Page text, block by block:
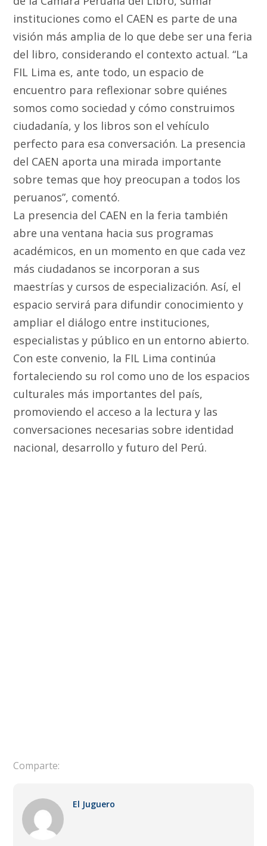
instituciones como el CAEN es parte de una
visión más amplia de lo que debe ser una feria
del libro, considerando el contexto actual. “La
FIL Lima es, ante todo, un espacio de
encuentro para reflexionar sobre quiénes
somos como sociedad y cómo construimos
ciudadanía, y los libros son el vehículo
perfecto para esa conversación. La presencia
del CAEN aporta una mirada importante
sobre temas que hoy preocupan a todos los
peruanos”, comentó.
La presencia del CAEN en la feria también
abre una ventana hacia sus programas
académicos, en un momento en que cada vez
más ciudadanos se incorporan a sus
maestrías y cursos de especialización. Así, el
espacio servirá para difundir conocimiento y
ampliar el diálogo entre instituciones,
especialistas y público en un entorno abierto.
Con este convenio, la FIL Lima continúa
fortaleciendo su rol como uno de los espacios
culturales más importantes del país,
promoviendo el acceso a la lectura y las
conversaciones necesarias sobre identidad
nacional, desarrollo y futuro del Perú.
Comparte:
El Juguero